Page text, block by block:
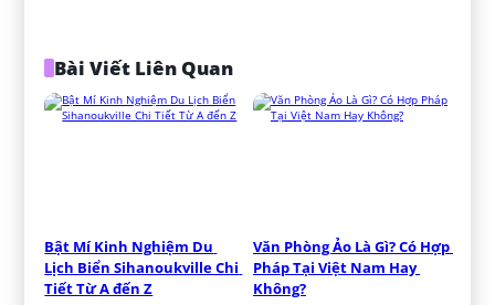
Bài Viết Liên Quan
Bật Mí Kinh Nghiệm Du
Lịch Biển Sihanoukville Chi
Tiết Từ A đến Z
Văn Phòng Ảo Là Gì? Có Hợp
Pháp Tại Việt Nam Hay
Không?